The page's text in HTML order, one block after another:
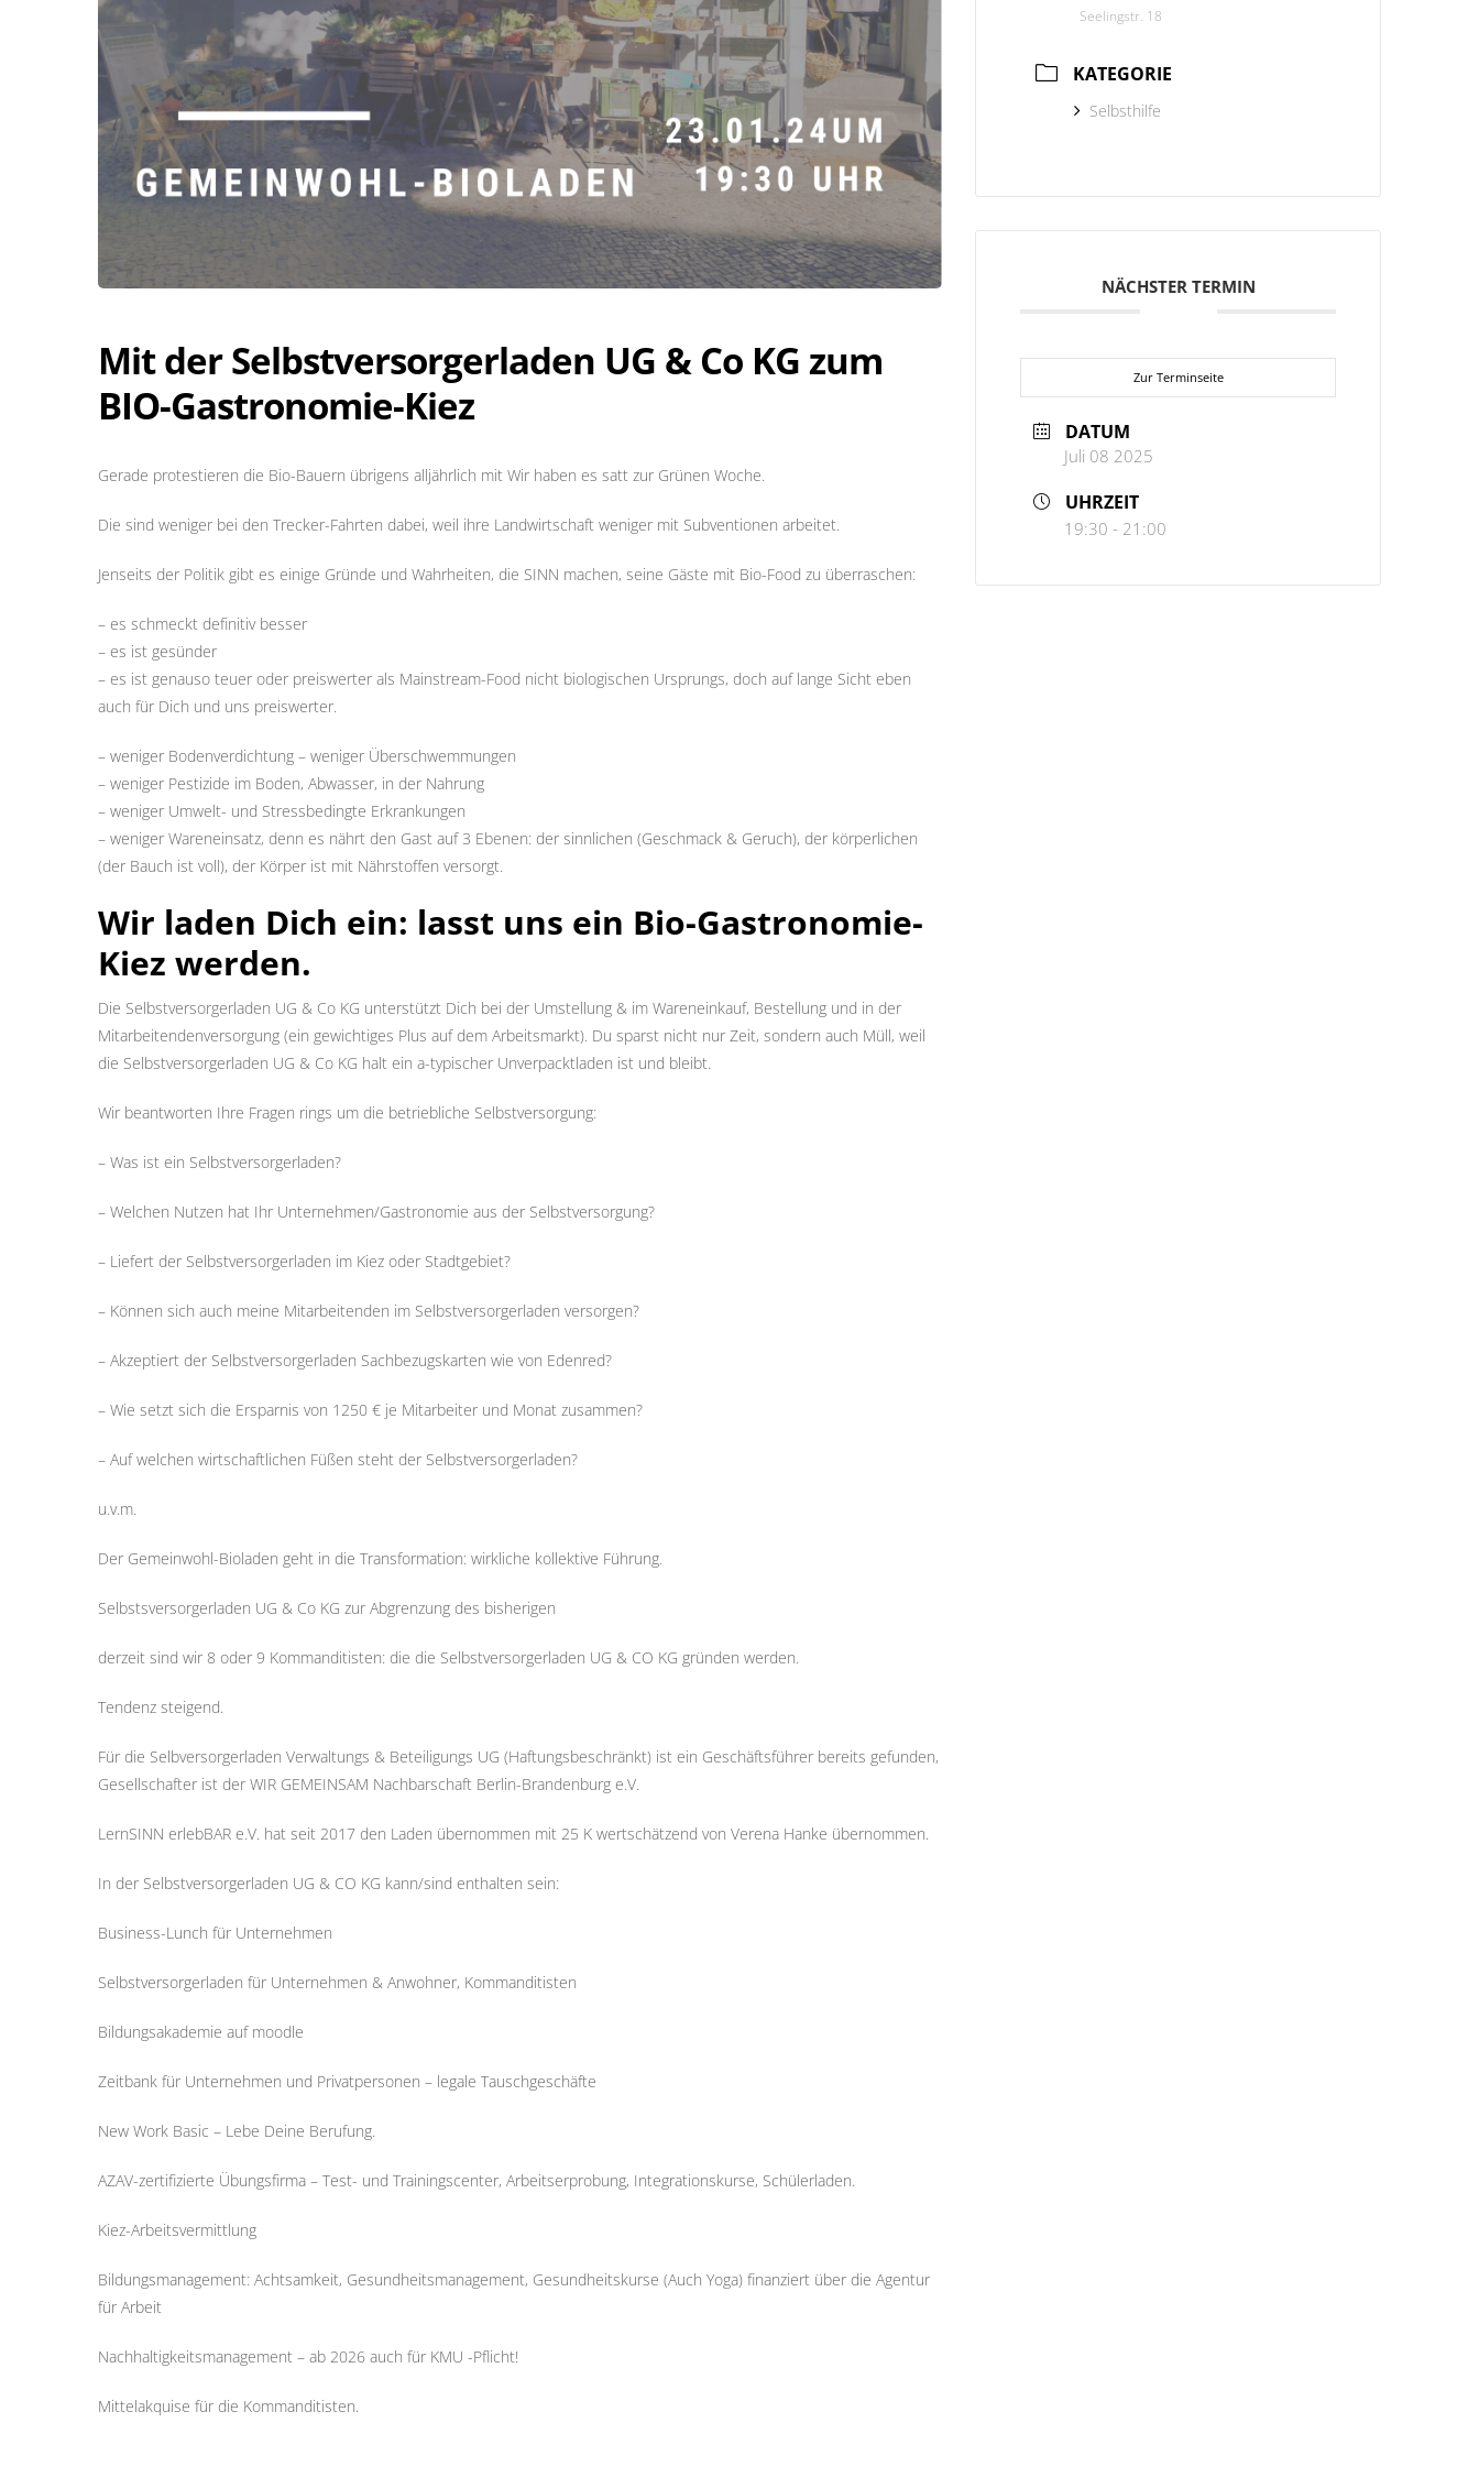
Mit der Selbstversorgerladen UG & Co KG zum
BIO-Gastronomie-Kiez
Gerade protestieren die Bio-Bauern übrigens alljährlich mit Wir haben es satt zur Grünen Woche.
Die sind weniger bei den Trecker-Fahrten dabei, weil ihre Landwirtschaft weniger mit Subventionen arbeitet.
Jenseits der Politik gibt es einige Gründe und Wahrheiten, die SINN machen, seine Gäste mit Bio-Food zu überraschen:
– es schmeckt definitiv besser
– es ist gesünder
– es ist genauso teuer oder preiswerter als Mainstream-Food nicht biologischen Ursprungs, doch auf lange Sicht eben
auch für Dich und uns preiswerter.
– weniger Bodenverdichtung – weniger Überschwemmungen
– weniger Pestizide im Boden, Abwasser, in der Nahrung
– weniger Umwelt- und Stressbedingte Erkrankungen
– weniger Wareneinsatz, denn es nährt den Gast auf 3 Ebenen: der sinnlichen (Geschmack & Geruch), der körperlichen
(der Bauch ist voll), der Körper ist mit Nährstoffen versorgt.
Wir laden Dich ein: lasst uns ein Bio-Gastronomie-
Kiez werden.
Die Selbstversorgerladen UG & Co KG unterstützt Dich bei der Umstellung & im Wareneinkauf, Bestellung und in der
Mitarbeitendenversorgung (ein gewichtiges Plus auf dem Arbeitsmarkt). Du sparst nicht nur Zeit, sondern auch Müll, weil
die Selbstversorgerladen UG & Co KG halt ein a-typischer Unverpacktladen ist und bleibt.
Wir beantworten Ihre Fragen rings um die betriebliche Selbstversorgung:
– Was ist ein Selbstversorgerladen?
– Welchen Nutzen hat Ihr Unternehmen/Gastronomie aus der Selbstversorgung?
– Liefert der Selbstversorgerladen im Kiez oder Stadtgebiet?
– Können sich auch meine Mitarbeitenden im Selbstversorgerladen versorgen?
– Akzeptiert der Selbstversorgerladen Sachbezugskarten wie von Edenred?
– Wie setzt sich die Ersparnis von 1250 € je Mitarbeiter und Monat zusammen?
– Auf welchen wirtschaftlichen Füßen steht der Selbstversorgerladen?
u.v.m.
Der Gemeinwohl-Bioladen geht in die Transformation: wirkliche kollektive Führung.
Selbstsversorgerladen UG & Co KG zur Abgrenzung des bisherigen
derzeit sind wir 8 oder 9 Kommanditisten: die die Selbstversorgerladen UG & CO KG gründen werden.
Tendenz steigend.
Für die Selbversorgerladen Verwaltungs & Beteiligungs UG (Haftungsbeschränkt) ist ein Geschäftsführer bereits gefunden,
Gesellschafter ist der WIR GEMEINSAM Nachbarschaft Berlin-Brandenburg e.V.
LernSINN erlebBAR e.V. hat seit 2017 den Laden übernommen mit 25 K wertschätzend von Verena Hanke übernommen.
In der Selbstversorgerladen UG & CO KG kann/sind enthalten sein:
Business-Lunch für Unternehmen
Selbstversorgerladen für Unternehmen & Anwohner, Kommanditisten
Bildungsakademie auf moodle
Zeitbank für Unternehmen und Privatpersonen – legale Tauschgeschäfte
New Work Basic – Lebe Deine Berufung.
AZAV-zertifizierte Übungsfirma – Test- und Trainingscenter, Arbeitserprobung, Integrationskurse, Schülerladen.
Kiez-Arbeitsvermittlung
Bildungsmanagement: Achtsamkeit, Gesundheitsmanagement, Gesundheitskurse (Auch Yoga) finanziert über die Agentur
für Arbeit
Nachhaltigkeitsmanagement – ab 2026 auch für KMU -Pflicht!
Mittelakquise für die Kommanditisten.
Seelingstr. 18
KATEGORIE
Selbsthilfe
NÄCHSTER TERMIN
Zur Terminseite
DATUM
Juli 08 2025
UHRZEIT
19:30 - 21:00